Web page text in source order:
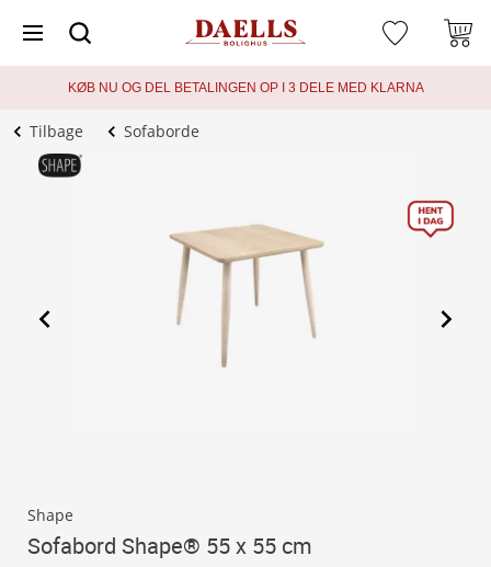
KØB NU OG DEL BETALINGEN OP I 3 DELE MED KLARNA
Tilbage Sofaborde
Shape
Sofabord Shape® 55 x 55 cm